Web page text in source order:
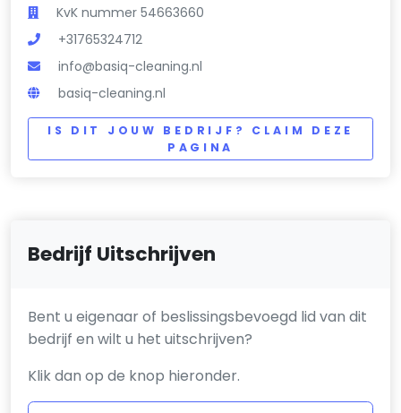
KvK nummer 54663660
+31765324712
info@basiq-cleaning.nl
basiq-cleaning.nl
IS DIT JOUW BEDRIJF? CLAIM DEZE
PAGINA
Bedrijf Uitschrijven
Bent u eigenaar of beslissingsbevoegd lid van dit
bedrijf en wilt u het uitschrijven?
Klik dan op de knop hieronder.